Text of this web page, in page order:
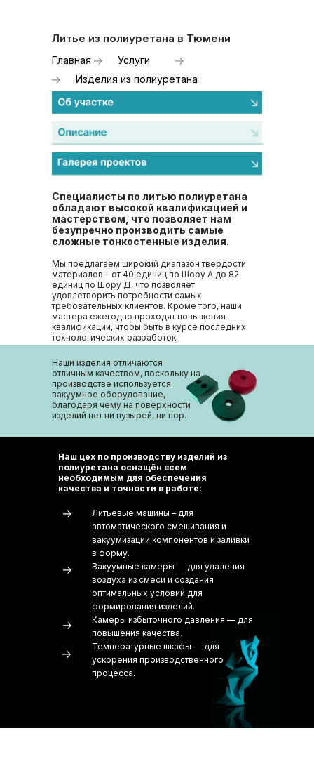
Изделия из полиуретана
Услуги
Главная
Литье из полиуретана в Тюмени
Мы предлагаем широкий диапазон твердости
материалов - от 40 единиц по Шору А до 82
единиц по Шору Д, что позволяет
удовлетворить потребности самых
требовательных клиентов. Кроме того, наши
мастера ежегодно проходят повышения
квалификации, чтобы быть в курсе последних
технологических разработок.
Специалисты по литью полиуретана
обладают высокой квалификацией и
мастерством, что позволяет нам
безупречно производить самые
сложные тонкостенные изделия.
Литьевые машины – для
автоматического смешивания и
вакуумизации компонентов и заливки
в форму.
Вакуумные камеры — для удаления
воздуха из смеси и создания
оптимальных условий для
формирования изделий.
Камеры избыточного давления — для
повышения качества.
Температурные шкафы — для
ускорения производственного
процесса.
Наш цех по производству изделий из
полиуретана оснащён всем
необходимым для обеспечения
качества и точности в работе:
Наши изделия отличаются
отличным качеством, поскольку на
производстве используется
вакуумное оборудование,
благодаря чему на поверхности
изделий нет ни пузырей, ни пор.